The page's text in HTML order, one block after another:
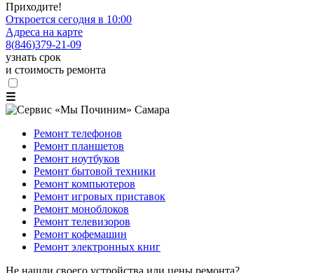
Приходите!
Откроется сегодня в 10:00
Адреса на карте
8(846)379-21-09
узнать срок
и стоимость ремонта
☰
Ремонт телефонов
Ремонт планшетов
Ремонт ноутбуков
Ремонт бытовой техники
Ремонт компьютеров
Ремонт игровых приставок
Ремонт моноблоков
Ремонт телевизоров
Ремонт кофемашин
Ремонт электронных книг
Не нашли своего устройства или цены ремонта?